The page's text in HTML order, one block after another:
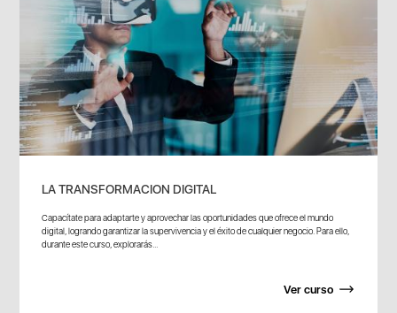
LA TRANSFORMACION DIGITAL
Capacítate para adaptarte y aprovechar las oportunidades que ofrece el mundo
digital, logrando garantizar la supervivencia y el éxito de cualquier negocio. Para ello,
durante este curso, explorarás...
Ver curso